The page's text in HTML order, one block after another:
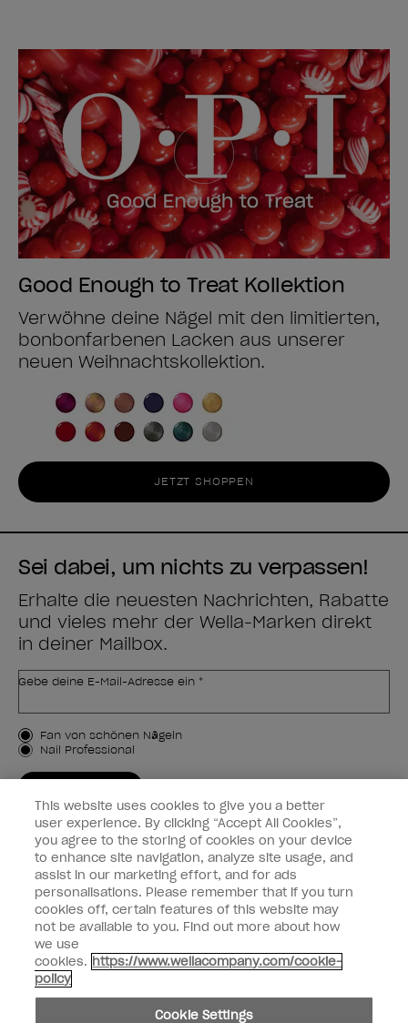
Good Enough to Treat Kollektion
Verwöhne deine Nägel mit den limitierten,
bonbonfarbenen Lacken aus unserer
neuen Weihnachtskollektion.
JETZT SHOPPEN
Sei dabei, um nichts zu verpassen!
Erhalte die neuesten Nachrichten, Rabatte
und vieles mehr der Wella-Marken direkt
in deiner Mailbox.
Gebe deine E-Mail-Adresse ein *
Kundenart
Fan von schönen Nägeln
Nail Professional
Kundeninformationen
Vernetzen
facebookinstagram
Teilen oder verkaufen Sie keine persönlichen Informationen.
This website uses cookies to give you a better
user experience. By clicking “Accept All Cookies”,
you agree to the storing of cookies on your device
to enhance site navigation, analyze site usage, and
assist in our marketing effort, and for ads
personalisations. Please remember that if you turn
cookies off, certain features of this website may
not be available to you. Find out more about how
we use
cookies. https://www.wellacompany.com/cookie-
policy
Cookie Settings